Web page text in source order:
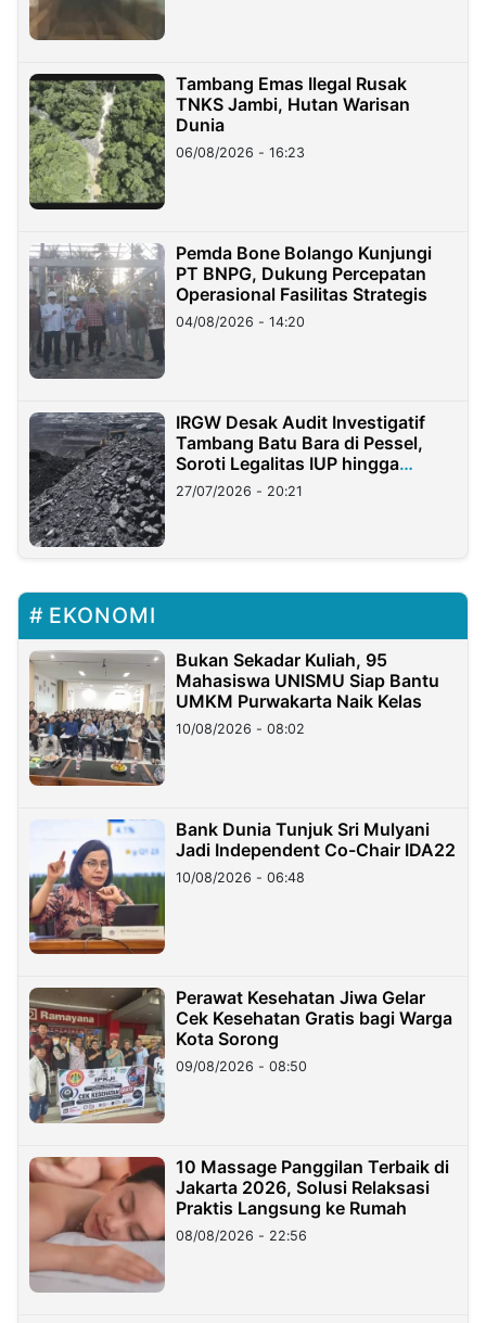
Tambang Emas Ilegal Rusak
TNKS Jambi, Hutan Warisan
Dunia
06/08/2026 - 16:23
Pemda Bone Bolango Kunjungi
PT BNPG, Dukung Percepatan
Operasional Fasilitas Strategis
04/08/2026 - 14:20
IRGW Desak Audit Investigatif
Tambang Batu Bara di Pessel,
Soroti Legalitas IUP hingga
Stockpile
27/07/2026 - 20:21
EKONOMI
Bukan Sekadar Kuliah, 95
Mahasiswa UNISMU Siap Bantu
UMKM Purwakarta Naik Kelas
10/08/2026 - 08:02
Bank Dunia Tunjuk Sri Mulyani
Jadi Independent Co-Chair IDA22
10/08/2026 - 06:48
Perawat Kesehatan Jiwa Gelar
Cek Kesehatan Gratis bagi Warga
Kota Sorong
09/08/2026 - 08:50
10 Massage Panggilan Terbaik di
Jakarta 2026, Solusi Relaksasi
Praktis Langsung ke Rumah
08/08/2026 - 22:56